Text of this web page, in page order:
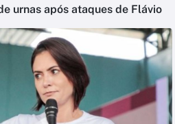
urnas após ataques de Flávio